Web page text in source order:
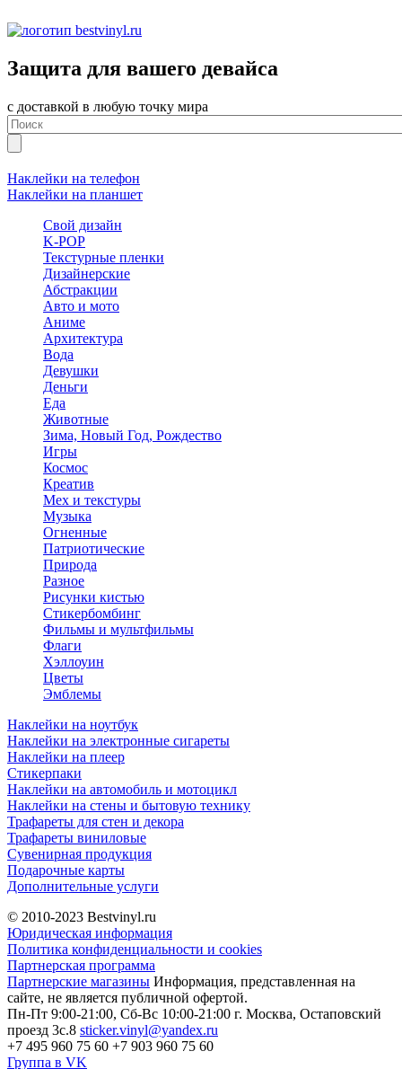
Защита для вашего девайса
с доставкой в любую точку мира
Наклейки на телефон
Наклейки на планшет
Свой дизайн
K-POP
Текстурные пленки
Дизайнерские
Абстракции
Авто и мото
Аниме
Архитектура
Вода
Девушки
Деньги
Еда
Животные
Зима, Новый Год, Рождество
Игры
Космос
Креатив
Мех и текстуры
Музыка
Огненные
Патриотические
Природа
Разное
Рисунки кистью
Стикербомбинг
Фильмы и мультфильмы
Флаги
Хэллоуин
Цветы
Эмблемы
Наклейки на ноутбук
Наклейки на электронные сигареты
Наклейки на плеер
Стикерпаки
Наклейки на автомобиль и мотоцикл
Наклейки на стены и бытовую технику
Трафареты для стен и декора
Трафареты виниловые
Сувенирная продукция
Подарочные карты
Дополнительные услуги
© 2010-2023 Bestvinyl.ru
Юридическая информация
Политика конфиденциальности и cookies
Партнерская программа
Партнерские магазины Информация, представленная на
сайте, не является публичной офертой.
Пн-Пт 9:00-21:00, Сб-Вс 10:00-21:00 г. Москва, Остаповский
проезд 3с.8 sticker.vinyl@yandex.ru
+7 495 960 75 60 +7 903 960 75 60
Группа в VK